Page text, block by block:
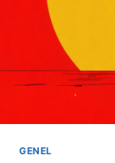
GENEL